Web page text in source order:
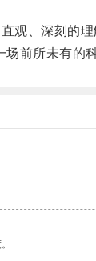
观、深刻的理
前所未有的科